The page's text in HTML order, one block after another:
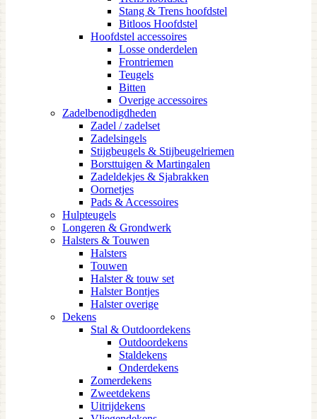
Stang & Trens hoofdstel
Bitloos Hoofdstel
Hoofdstel accessoires
Losse onderdelen
Frontriemen
Teugels
Bitten
Overige accessoires
Zadelbenodigdheden
Zadel / zadelset
Zadelsingels
Stijgbeugels & Stijbeugelriemen
Borsttuigen & Martingalen
Zadeldekjes & Sjabrakken
Oornetjes
Pads & Accessoires
Hulpteugels
Longeren & Grondwerk
Halsters & Touwen
Halsters
Touwen
Halster & touw set
Halster Bontjes
Halster overige
Dekens
Stal & Outdoordekens
Outdoordekens
Staldekens
Onderdekens
Zomerdekens
Zweetdekens
Uitrijdekens